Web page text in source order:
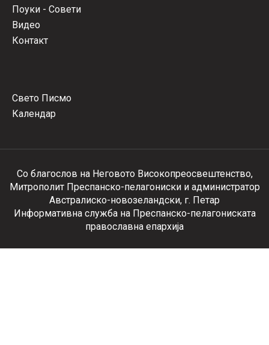
Поуки - Совети
Видео
Контакт
Свето Писмо
Календар
Со благослов на Неговото Високопреосвештенство,
Митрополит Преспанско-пелагониски и администратор
Австралиско-новозеландски, г. Петар
Информативна служба на Преспанско-пелагониската
православна епархија